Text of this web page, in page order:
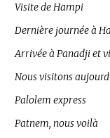
Visite de Hampi
Dernière journée à
Arrivée à Panadji et
Nous visitons
Palolem express
Patnem, nous voilà